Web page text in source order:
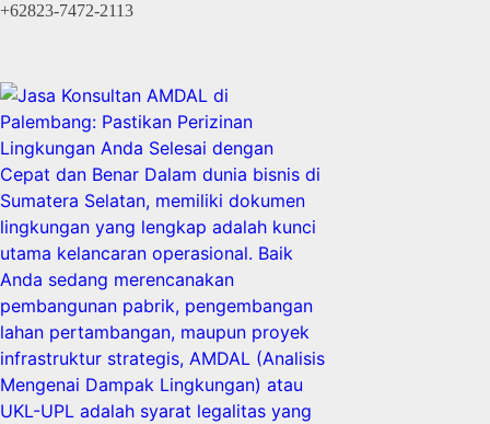
+62823-7472-2113